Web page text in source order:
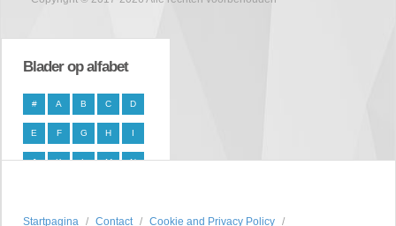
Blader op alfabet
# A B C D
E F G H I
J K L M N
T U W X
Startpagina Contact Cookie and Privacy Policy